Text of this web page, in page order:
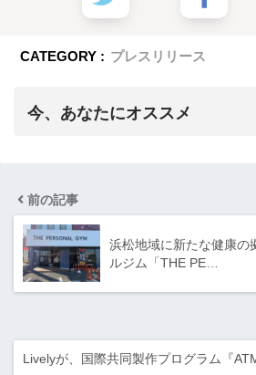
CATEGORY : プレスリリース
今、あなたにオススメ
前の記事
浜松地域に新たな健康の
ルジム「THE PE…
Livelyが、国際共同製作プログラム『